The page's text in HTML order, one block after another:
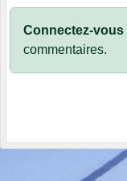
Connectez-vous
commentaires.